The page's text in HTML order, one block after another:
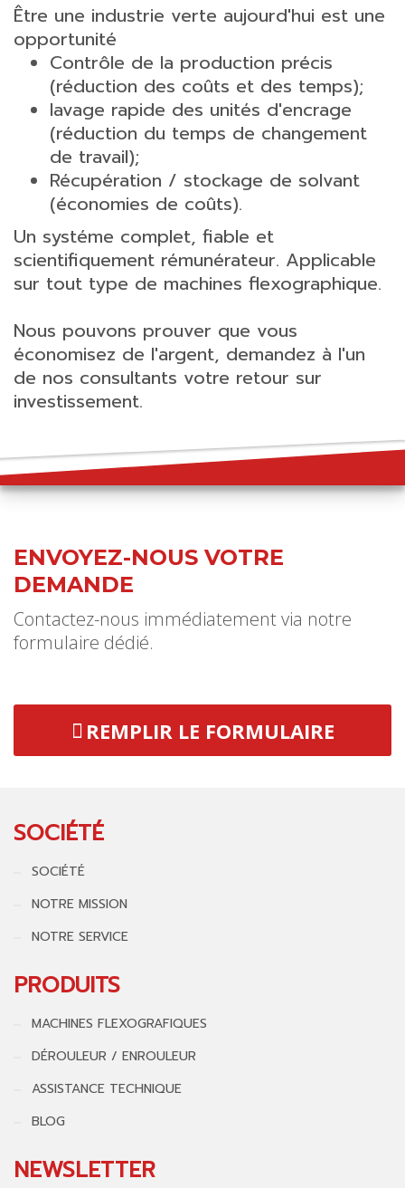
Être une industrie verte aujourd'hui est une
opportunité
Contrôle de la production précis
(réduction des coûts et des temps);
lavage rapide des unités d'encrage
(réduction du temps de changement
de travail);
Récupération / stockage de solvant
(économies de coûts).
Un systéme complet, fiable et
scientifiquement rémunérateur. Applicable
sur tout type de machines flexographique.
Nous pouvons prouver que vous
économisez de l'argent, demandez à l'un
de nos consultants votre retour sur
investissement.
ENVOYEZ-NOUS VOTRE
DEMANDE
Contactez-nous immédiatement via notre
formulaire dédié.
REMPLIR LE FORMULAIRE
SOCIÉTÉ
SOCIÉTÉ
NOTRE MISSION
NOTRE SERVICE
PRODUITS
MACHINES FLEXOGRAFIQUES
DÉROULEUR / ENROULEUR
ASSISTANCE TECHNIQUE
BLOG
NEWSLETTER